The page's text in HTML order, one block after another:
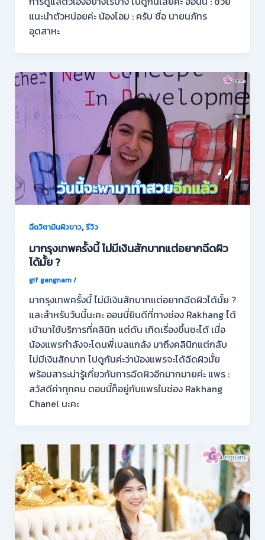
แนะนำตัวหน่อยค่ะ น้องโอม : ครับ ชื่อ นายนภัทร
อุตสาหะ
ฉีดวิตามินผิวขาว,รีวิว
มากรุงเทพครั้งนี้ ไม่มีเงินสักบาทแต่อยากฉีดผิว
ได้มั้ย ?
gif gangnam/
มากรุงเทพครั้งนี้ ไม่มีเงินสักบาทแต่อยากฉีดผิวได้มั้ย ?
และสำหรับวันนี้นะคะ ออนนี่ยินดีที่ทางช่อง Rakhang ได้
เข้ามาใช้บริการที่คลินิก แต่ดัน เกิดเรื่องขึ้นซะได้ เมื่อ
น้องแพรกำลังจะโดนพี่เบลแกล้ง มาถึงคลินิกแต่กลับ
ไม่มีเงินสักบาท ไปดูกันค่ะว่าน้องแพรจะได้ฉีดผิวมั้ย
พร้อมสาระน่ารู้เกี่ยวกับการฉีดผิวอีกมากมายค่ะ แพร :
สวัสดีค่าทุกคน ตอนนี้ก็อยู่กับแพรในช่อง Rakhang
Chanel นะคะ